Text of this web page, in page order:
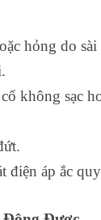
hỏng do sài
không sạc
điện áp ắc